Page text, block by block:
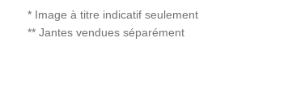
* Image à titre indicatif seulement
** Jantes vendues séparément